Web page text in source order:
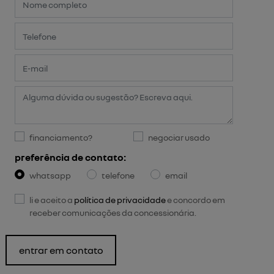
financiamento? negociar usado
preferência de contato:
whatsapp telefone email
li e aceito a política de privacidadee concordo em
receber comunicações da concessionária.
entrar em contato